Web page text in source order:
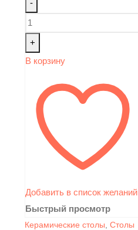
-
+
В корзину
Добавить в список желаний
Быстрый просмотр
Керамические столы Столы